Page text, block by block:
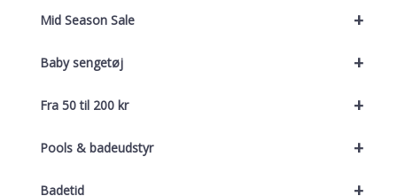
+
Mid Season Sale
+
Baby sengetøj
+
Fra 50 til 200 kr
+
Pools & badeudstyr
+
Badetid